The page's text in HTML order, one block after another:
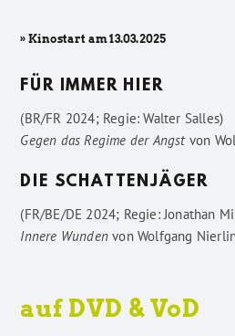
» Kinostart am 13.03.2025
FÜR IMMER HIER
(BR/FR 2024; Regie: Walter Salles)
Gegen das Regime der Angstvon
DIE SCHATTENJÄGER
(FR/BE/DE 2024; Regie: Jonathan
Innere Wunden vonWolfgang
auf DVD & VoD